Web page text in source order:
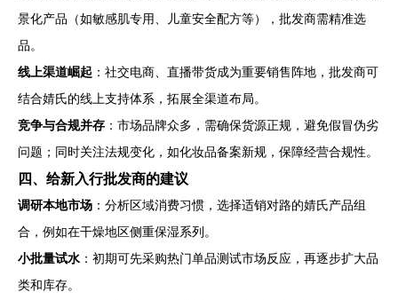
景化产品（如敏感肌专用、儿童安全配方等），批发商需精准选
品。
线上渠道崛起 ：社交电商、直播带货成为重要销售阵地，批发商可
结合婧氏的线上支持体系，拓展全渠道布局。
竞争与合规并存 ：市场品牌众多，需确保货源正规，避免假冒伪劣
问题；同时关注法规变化，如化妆品备案新规，保障经营合规性。
四、给新入行批发商的建议
调研本地市场 ：分析区域消费习惯，选择适销对路的婧氏产品组
合，例如在干燥地区侧重保湿系列。
小批量试水 ：初期可先采购热门单品测试市场反应，再逐步扩大品
类和库存。